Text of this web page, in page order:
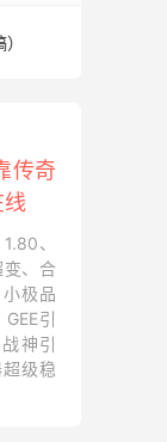
传奇
线
、
变、合
极品
引
神引
级稳